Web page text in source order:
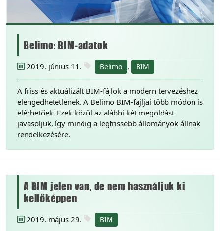
Belimo: BIM-adatok
2019. június 11. Belimo , BIM
A friss és aktuálizált BIM-fájlok a modern tervezéshez
elengedhetetlenek. A Belimo BIM-fájljai több módon is
elérhetőek. Ezek közül az alábbi két megoldást
javasoljuk, így mindig a legfrissebb állományok állnak
rendelkezésére.
A BIM jelen van, de nem használjuk ki
kellőképpen
2019. május 29. BIM